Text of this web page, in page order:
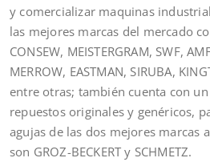
y comercializar maquinas
las mejores marcas del mercado
CONSEW, MEISTERGRAM, SWF,
MERROW, EASTMAN, SIRUBA,
entre otras; también cuenta con
repuestos originales y genéricos,
agujas de las dos mejores marcas
son GROZ-BECKERT y SCHMETZ.